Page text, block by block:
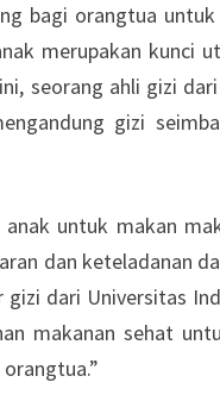
bagi orangtua
merupakan kunci
seorang ahli gizi
gizi
anak untuk makan
dan keteladanan
gizi dari Universitas
makanan sehat